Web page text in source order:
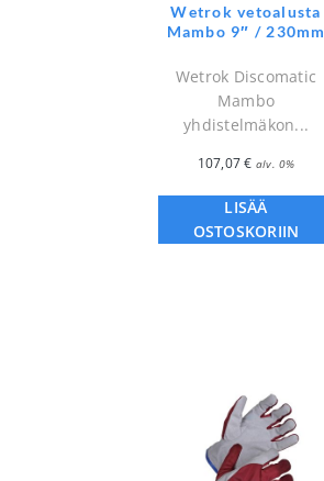
Wetrok vetoalusta
Mambo 9″ / 230mm
Wetrok Discomatic
Mambo
yhdistelmäkon...
107,07€ alv. 0%
LISÄÄ
OSTOSKORIIN